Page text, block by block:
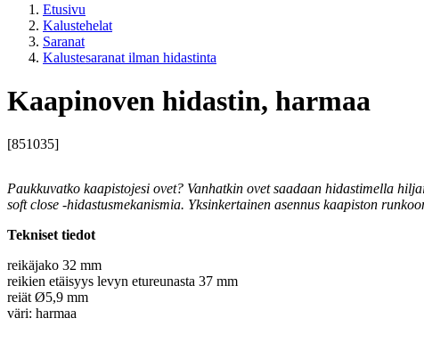
Etusivu
Kalustehelat
Saranat
Kalustesaranat ilman hidastinta
Kaapinoven hidastin, harmaa
[851035]
Paukkuvatko kaapistojesi ovet? Vanhatkin ovet saadaan hidastimella
soft close -hidastusmekanismia. Yksinkertainen asennus kaapiston
Tekniset tiedot
reikäjako 32 mm
reikien etäisyys levyn etureunasta 37 mm
reiät Ø5,9 mm
väri: harmaa